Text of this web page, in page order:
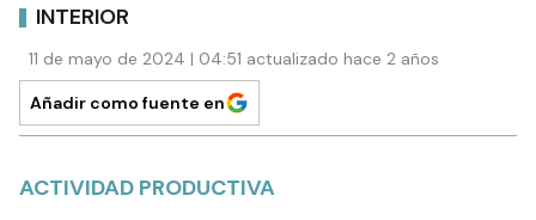
INTERIOR
11 de mayo de 2024 | 04:51 actualizado hace 2 años
Añadir como fuente en
ACTIVIDAD PRODUCTIVA